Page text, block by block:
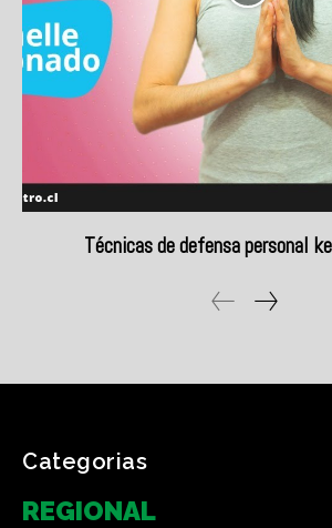
Categorias
REGIONAL